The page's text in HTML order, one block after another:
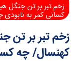
زخم تبر بر تن جنگل
کسانی کمر به نابودی
زخم تبر بر تن
کهنسال/ چه